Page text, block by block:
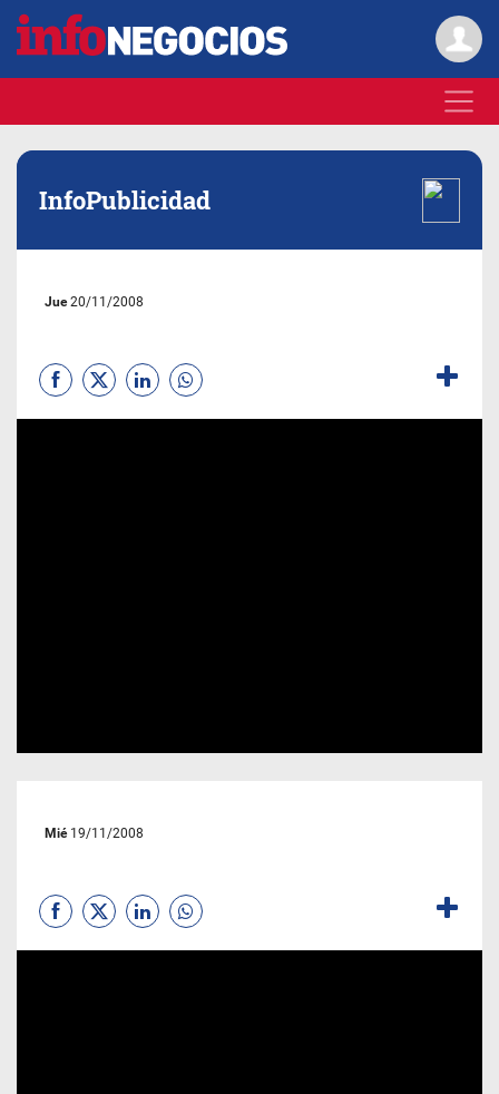
InfoPublicidad
Jue20/11/2008
Mié19/11/2008